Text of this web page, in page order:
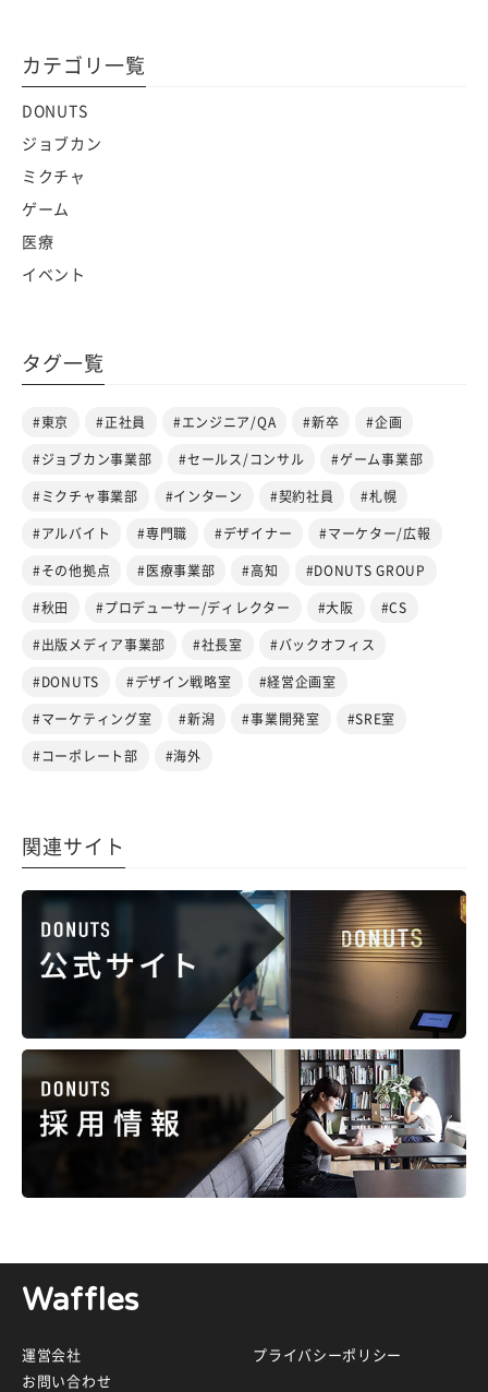
カテゴリ一覧
DONUTS
ジョブカン
ミクチャ
ゲーム
医療
イベント
タグ一覧
#東京 #正社員 #エンジニア/QA #新卒 #企画
#ジョブカン事業部 #セールス/コンサル #ゲーム事業部
#ミクチャ事業部 #インターン #契約社員 #札幌
#アルバイト #専門職 #デザイナー #マーケター/広報
#その他拠点 #医療事業部 #高知 #DONUTS GROUP
#秋田 #プロデューサー/ディレクター #大阪 #CS
#出版メディア事業部 #社長室 #バックオフィス
#DONUTS #デザイン戦略室 #経営企画室
#マーケティング室 #新潟 #事業開発室 #SRE室
#コーポレート部 #海外
関連サイト
Waffles
運営会社
プライバシーポリシー
お問い合わせ